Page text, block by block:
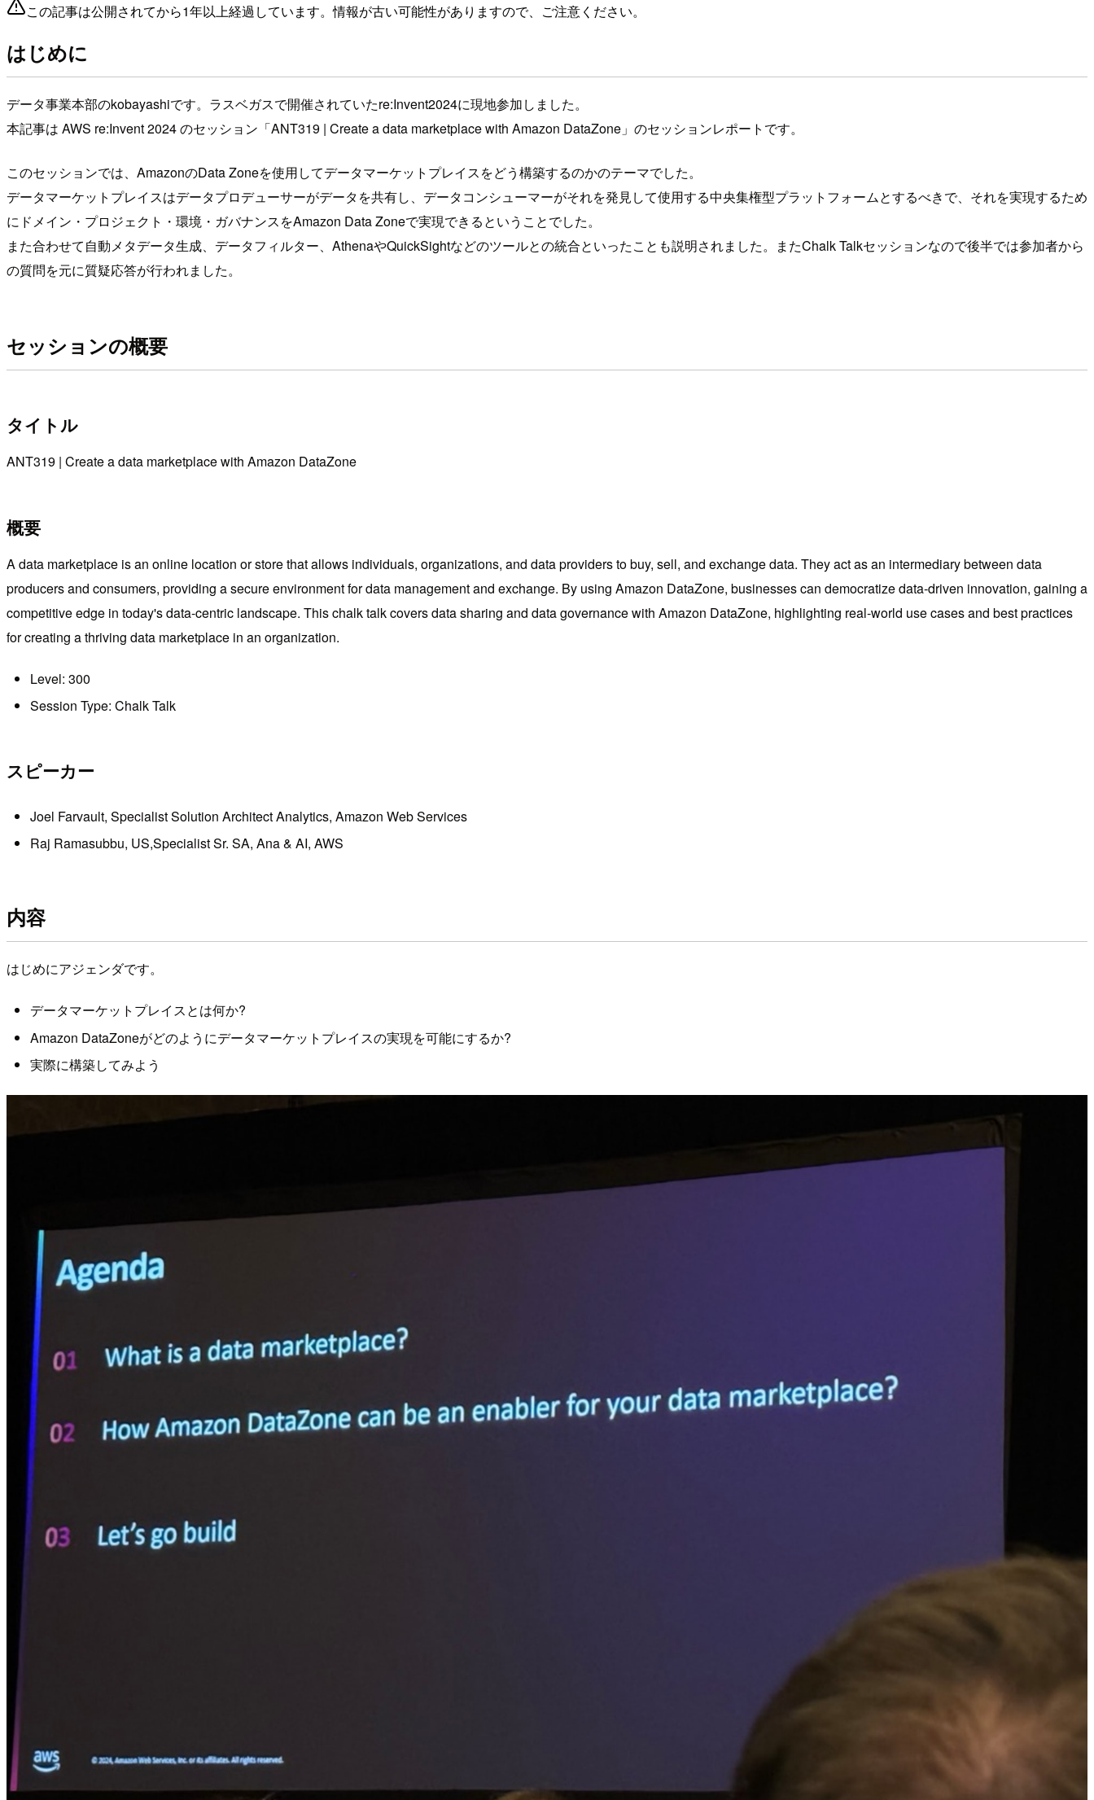
この記事は公開されてから1年以上経過しています。情報が古い可能性がありますので、ご注意ください。
はじめに
データ事業本部のkobayashiです。ラスベガスで開催されていたre:Invent2024に現地参加しました。
本記事は AWS re:Invent 2024 のセッション「ANT319 | Create a data marketplace with Amazon DataZone」のセッションレポートです。
このセッションでは、AmazonのData Zoneを使用してデータマーケットプレイスをどう構築するのかのテーマでした。
データマーケットプレイスはデータプロデューサーがデータを共有し、データコンシューマーがそれを発見して使用する中央集権型プラットフォームとするべきで、それを実現するため
にドメイン・プロジェクト・環境・ガバナンスをAmazon Data Zoneで実現できるということでした。
また合わせて自動メタデータ生成、データフィルター、AthenaやQuickSightなどのツールとの統合といったことも説明されました。またChalk Talkセッションなので後半では参加者から
の質問を元に質疑応答が行われました。
セッションの概要
タイトル
ANT319 | Create a data marketplace with Amazon DataZone
概要
A data marketplace is an online location or store that allows individuals, organizations, and data providers to buy, sell, and exchange data. They act as an intermediary between data
producers and consumers, providing a secure environment for data management and exchange. By using Amazon DataZone, businesses can democratize data-driven innovation, gaining a
competitive edge in today's data-centric landscape. This chalk talk covers data sharing and data governance with Amazon DataZone, highlighting real-world use cases and best practices
for creating a thriving data marketplace in an organization.
Level: 300
Session Type: Chalk Talk
スピーカー
Joel Farvault, Specialist Solution Architect Analytics, Amazon Web Services
Raj Ramasubbu, US,Specialist Sr. SA, Ana & AI, AWS
内容
はじめにアジェンダです。
データマーケットプレイスとは何か?
Amazon DataZoneがどのようにデータマーケットプレイスの実現を可能にするか?
実際に構築してみよう